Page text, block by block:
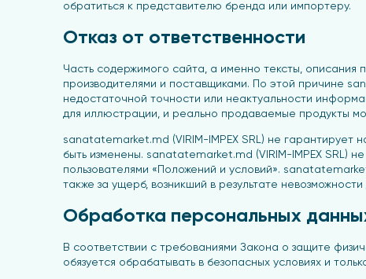
обратиться к представителю бренда или импортеру.
Отказ от ответственности
Часть содержимого сайта, а именно тексты, описания
производителями и поставщиками. По этой причине
недостаточной точности или неактуальности
для иллюстрации, и реально продаваемые продукты
sanatatemarket.md (VIRIM-IMPEX SRL) не
быть изменены. sanatatemarket.md (VIRIM-IMPEX SRL)
пользователями «Положений и условий».
также за ущерб, возникший в результате
Обработка персональных
В соответствии с требованиями Закона о защите
обязуется обрабатывать в безопасных условиях и